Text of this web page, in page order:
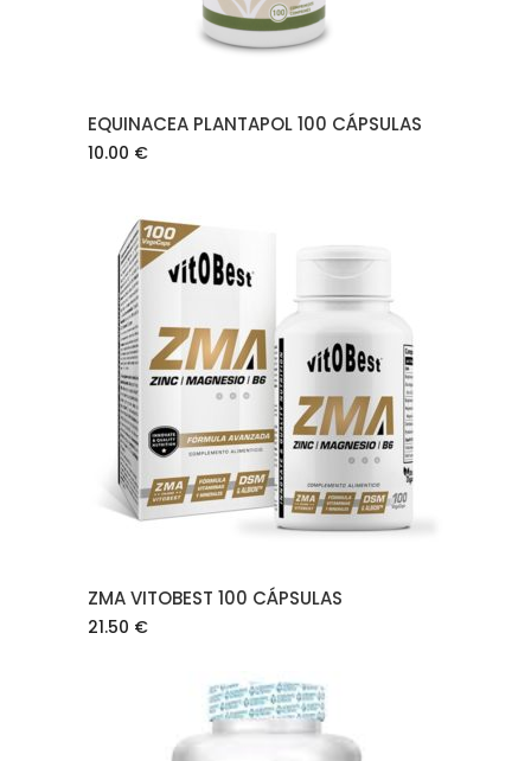
EQUINACEA PLANTAPOL 100 CÁPSULAS
10.00 €
AÑADIR AL CARRITO
ZMA VITOBEST 100 CÁPSULAS
21.50 €